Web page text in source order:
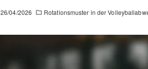
26/04/2026 Rotationsmuster in der